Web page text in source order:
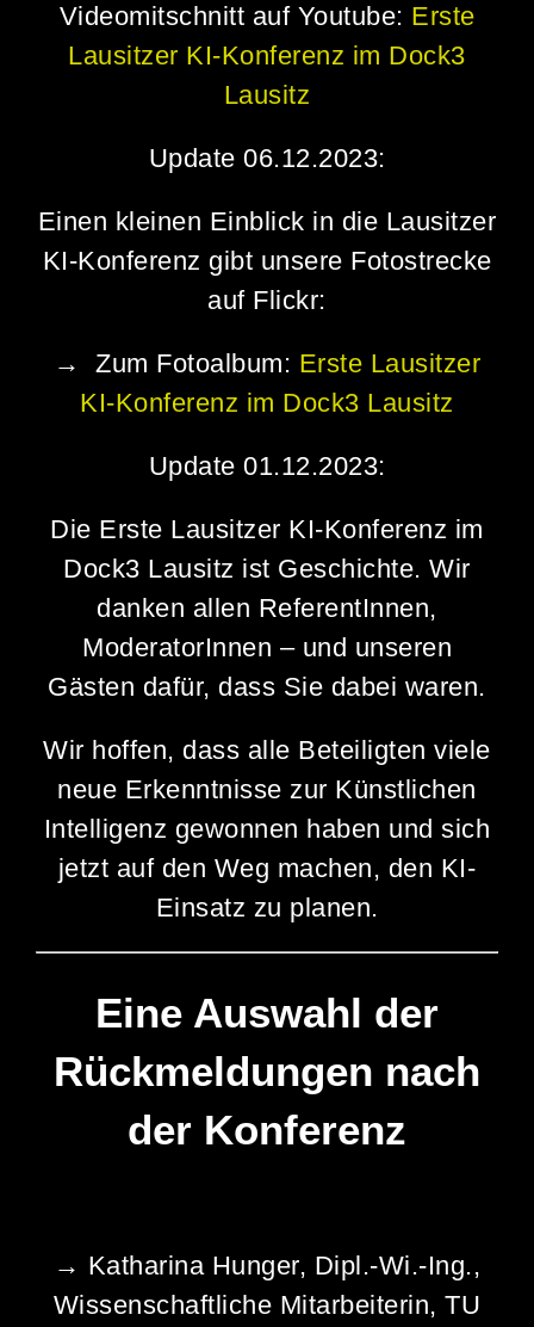
Videomitschnitt auf Youtube: Erste
Lausitzer KI-Konferenz im Dock3
Lausitz
Update 06.12.2023:
Einen kleinen Einblick in die Lausitzer
KI-Konferenz gibt unsere Fotostrecke
auf Flickr:
→ Zum Fotoalbum: Erste Lausitzer
KI-Konferenz im Dock3 Lausitz
Update 01.12.2023:
Die Erste Lausitzer KI-Konferenz im
Dock3 Lausitz ist Geschichte. Wir
danken allen ReferentInnen,
ModeratorInnen – und unseren
Gästen dafür, dass Sie dabei waren.
Wir hoffen, dass alle Beteiligten viele
neue Erkenntnisse zur Künstlichen
Intelligenz gewonnen haben und sich
jetzt auf den Weg machen, den KI-
Einsatz zu planen.
Eine Auswahl der
Rückmeldungen nach
der Konferenz
→ Katharina Hunger, Dipl.-Wi.-Ing.,
Wissenschaftliche Mitarbeiterin, TU